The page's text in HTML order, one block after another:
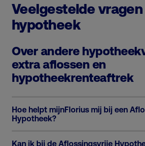
Veelgestelde
hypotheek
Over andere
extra aflossen en
hypotheekrenteaftrek
Hoe helpt mijnFlorius mij bij een
Hypotheek?
Kan ik bij de Aflossingsvrije